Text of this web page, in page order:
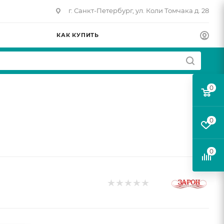
г. Санкт-Петербург, ул. Коли Томчака д. 28
КАК КУПИТЬ
0
0
0